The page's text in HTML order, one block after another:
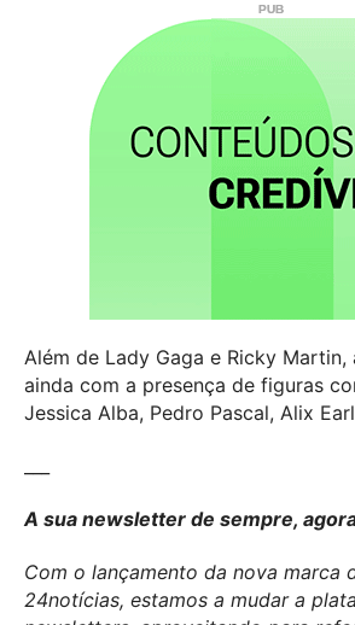
Além de Lady Gaga e Ricky
ainda com a presença de figuras
Jessica Alba, Pedro Pascal, Alix
A sua newsletter de sempre,
Com o lançamento da nova marca
24notícias, estamos a mudar a